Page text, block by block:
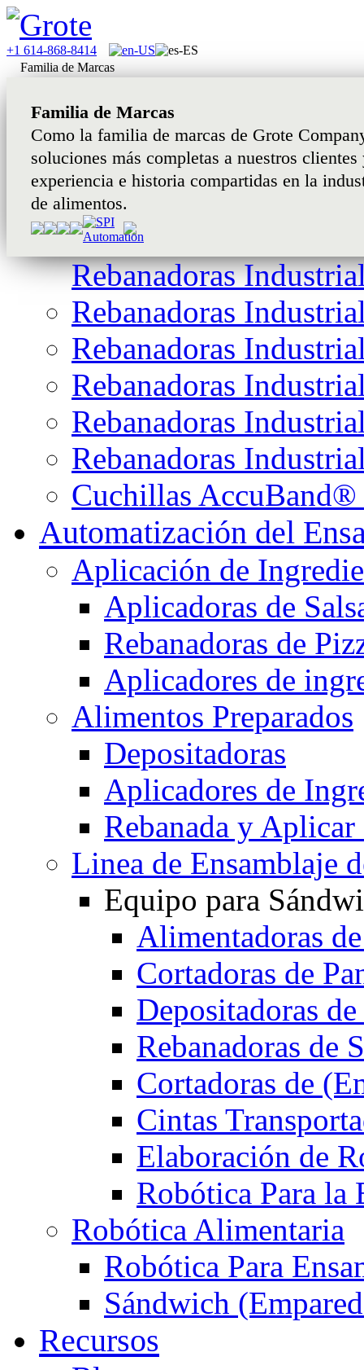
+1 614-868-8414
Familia de Marcas
Familia de Marcas
Como la familia de marcas de Grote
soluciones más completas a nuestros
experiencia e historia compartidas en la
de alimentos.
Rebanadoras
Rebanadoras
Rebanadoras
Rebanadoras
Rebanadoras
Rebanadoras
Cuchillas AccuBand®
Automatización del
Aplicación de
Aplicadoras de
Rebanadoras de
Aplicadores de
Alimentos Preparados
Depositadoras
Aplicadores de
Rebanada y Aplicar
Linea de Ensamblaje
Equipo para
Alimentadoras
Cortadoras de
Depositadoras
Rebanadoras de
Cortadoras de
Cintas
Elaboración de
Robótica Para la
Robótica Alimentaria
Robótica Para
Sándwich
Recursos